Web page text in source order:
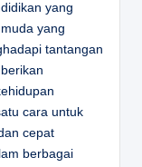
yang
yang
tantangan
cara untuk
cepat
berbagai